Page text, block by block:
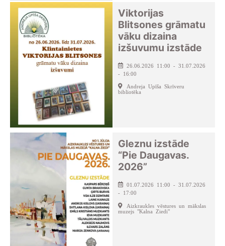
Viktorijas
Blitsones grāmatu
vāku dizaina
izšuvumu izstāde
26.06.2026 11:00 - 31.07.2026
- 16:00
Andreja Upīša Skrīveru
bibliotēka
Gleznu izstāde
“Pie Daugavas.
2026”
01.07.2026 11:00 - 31.07.2026
- 17:00
Aizkraukles vēstures un mākslas
muzejs "Kalna Ziedi"